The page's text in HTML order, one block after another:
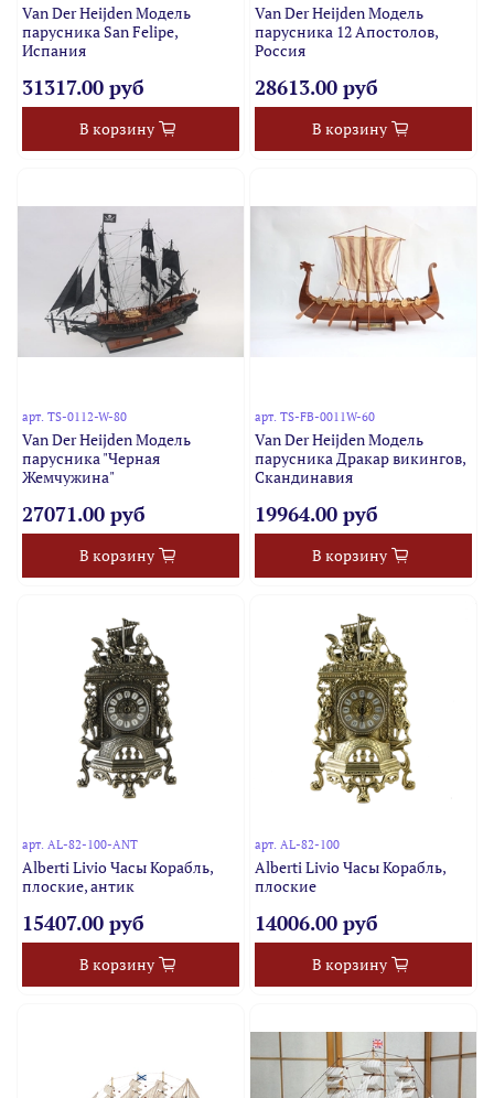
Van Der Heijden Модель
парусника San Felipe,
Испания
31317.00 руб
В корзину
Van Der Heijden Модель
парусника 12 Апостолов,
Россия
28613.00 руб
В корзину
арт.TS-0112-W-80
Van Der Heijden Модель
парусника "Черная
Жемчужина"
27071.00 руб
В корзину
арт. TS-FB-0011W-60
Van Der Heijden Модель
парусника Дракар викингов,
Скандинавия
19964.00 руб
В корзину
арт. AL-82-100-ANT
Alberti Livio Часы Корабль,
плоские, антик
15407.00 руб
В корзину
арт. AL-82-100
Alberti Livio Часы Корабль,
плоские
14006.00 руб
В корзину